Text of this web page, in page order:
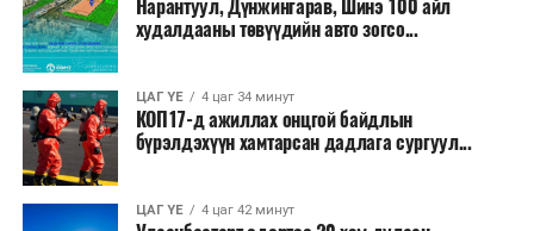
Нарантуул, Дүнжингарав, Шинэ 100 айл
худалдааны төвүүдийн авто зогсо...
ЦАГ ҮЕ 4 цаг 34 минут
КОП17-д ажиллах онцгой байдлын
бүрэлдэхүүн хамтарсан дадлага сургуул...
ЦАГ ҮЕ 4 цаг 42 минут